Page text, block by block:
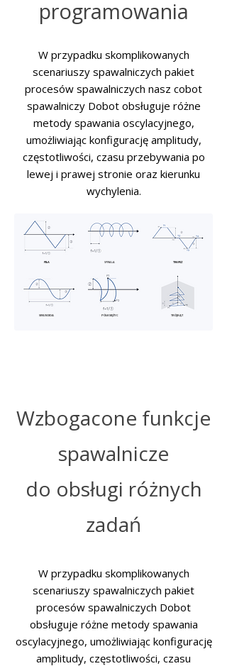
programowania
W przypadku skomplikowanych
scenariuszy spawalniczych pakiet
procesów spawalniczych nasz cobot
spawalniczy Dobot obsługuje różne
metody spawania oscylacyjnego,
umożliwiając konfigurację amplitudy,
częstotliwości, czasu przebywania po
lewej i prawej stronie oraz kierunku
wychylenia.
PIŁA SPIRALA TRAPEZ
SINUSOIDA PÓŁKSIĘŻYC TRÓJKĄT
Wzbogacone funkcje
spawalnicze
do obsługi różnych
zadań
W przypadku skomplikowanych
scenariuszy spawalniczych pakiet
procesów spawalniczych Dobot
obsługuje różne metody spawania
oscylacyjnego, umożliwiając konfigurację
amplitudy, częstotliwości, czasu